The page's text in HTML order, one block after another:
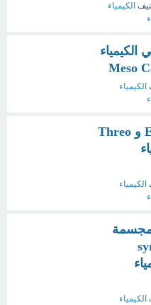
الكيمياء
الكيمياء
ما هو وصف Erythro و Threo
الكيمياء
الكيمياء